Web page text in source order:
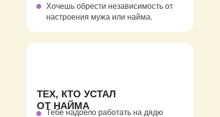
ТЕХ, КТО УСТАЛ
ОТ НАЙМА
Тебе надоело работать на дядю
Хочешь обрести независимость от
настроения мужа или найма.